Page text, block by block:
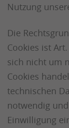
Nutzung
Die
Cookies ist
sich nicht um
Cookies
technischen
notwendig
Einwilligung